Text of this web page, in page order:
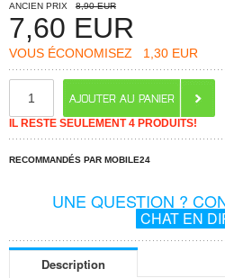
ANCIEN PRIX 8,90 EUR
7,60 EUR
VOUS ÉCONOMISEZ 1,30 EUR
IL RESTE SEULEMENT 4 PRODUITS!
RECOMMANDÉS PAR MOBILE24
UNE QUESTION ?
CHAT EN
Description